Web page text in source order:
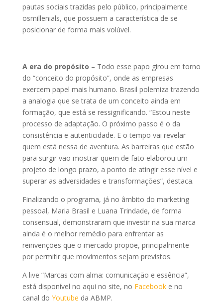
pautas sociais trazidas pelo público, principalmente
osmillenials, que possuem a característica de se
posicionar de forma mais volúvel.
A era do propósito – Todo esse papo girou em torno
do “conceito do propósito”, onde as empresas
exercem papel mais humano. Brasil polemiza trazendo
a analogia que se trata de um conceito ainda em
formação, que está se ressignificando. “Estou neste
processo de adaptação. O próximo passo é o da
consistência e autenticidade. E o tempo vai revelar
quem está nessa de aventura. As barreiras que estão
para surgir vão mostrar quem de fato elaborou um
projeto de longo prazo, a ponto de atingir esse nível e
superar as adversidades e transformações”, destaca.
Finalizando o programa, já no âmbito do marketing
pessoal, Maria Brasil e Luana Trindade, de forma
consensual, demonstraram que investir na sua marca
ainda é o melhor remédio para enfrentar as
reinvenções que o mercado propõe, principalmente
por permitir que movimentos sejam previstos.
A live “Marcas com alma: comunicação e essência”,
está disponível no aqui no site, no Facebooke no
canal do Youtube da ABMP.